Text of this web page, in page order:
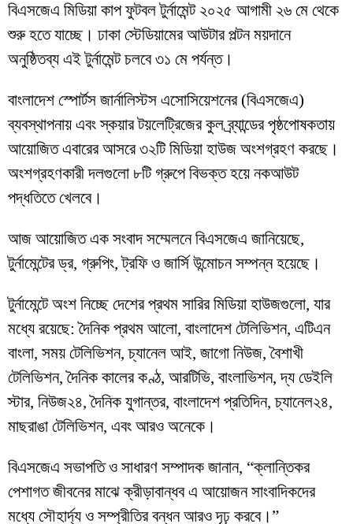
বিএসজেএ মিডিয়া কাপ ফুটবল টুর্নামেন্ট ২০২৫ আগামী ২৬ মে থেকে
শুরু হতে যাচ্ছে। ঢাকা স্টেডিয়ামের আউটার পল্টন ময়দানে
অনুষ্ঠিতব্য এই টুর্নামেন্ট চলবে ৩১ মে পর্যন্ত।
বাংলাদেশ স্পোর্টস জার্নালিস্টস এসোসিয়েশনের (বিএসজেএ)
ব্যবস্থাপনায় এবং স্কয়ার টয়লেট্রিজের কুল ব্র্যান্ডের পৃষ্ঠপোষকতায়
আয়োজিত এবারের আসরে ৩২টি মিডিয়া হাউজ অংশগ্রহণ করছে।
অংশগ্রহণকারী দলগুলো ৮টি গ্রুপে বিভক্ত হয়ে নকআউট
পদ্ধতিতে খেলবে।
আজ আয়োজিত এক সংবাদ সম্মেলনে বিএসজেএ জানিয়েছে,
টুর্নামেন্টের ড্র, গ্রুপিং, ট্রফি ও জার্সি উন্মোচন সম্পন্ন হয়েছে।
টুর্নামেন্টে অংশ নিচ্ছে দেশের প্রথম সারির মিডিয়া হাউজগুলো, যার
মধ্যে রয়েছে: দৈনিক প্রথম আলো, বাংলাদেশ টেলিভিশন, এটিএন
বাংলা, সময় টেলিভিশন, চ্যানেল আই, জাগো নিউজ, বৈশাখী
টেলিভিশন, দৈনিক কালের কণ্ঠ, আরটিভি, বাংলাভিশন, দ্য ডেইলি
স্টার, নিউজ২৪, দৈনিক যুগান্তর, বাংলাদেশ প্রতিদিন, চ্যানেল২৪,
মাছরাঙা টেলিভিশন, এবং আরও অনেকে।
বিএসজেএ সভাপতি ও সাধারণ সম্পাদক জানান, “ক্লান্তিকর
পেশাগত জীবনের মাঝে ক্রীড়াবান্ধব এ আয়োজন সাংবাদিকদের
মধ্যে সৌহার্দ্য ও সম্প্রীতির বন্ধন আরও দৃঢ় করবে।”